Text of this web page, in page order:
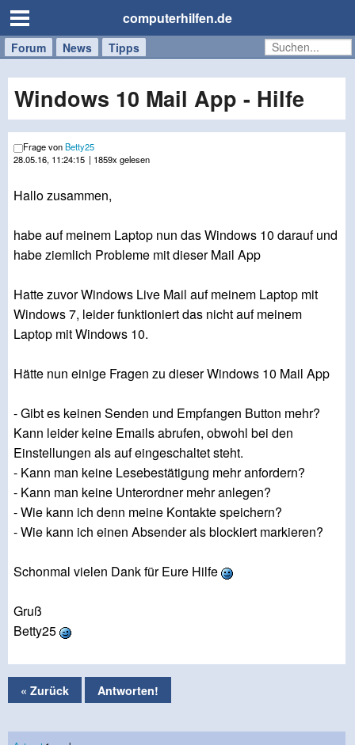
computerhilfen.de
Forum News Tipps
Handy
Tablet
Windows
Mac
Windows 10 Mail App - Hilfe
Frage vonBetty25
28.05.16, 11:24:15 | 1859x gelesen
Hallo zusammen,
habe auf meinem Laptop nun das Windows 10 darauf und
habe ziemlich Probleme mit dieser Mail App
Hatte zuvor Windows Live Mail auf meinem Laptop mit
Windows 7, leider funktioniert das nicht auf meinem
Laptop mit Windows 10.
Hätte nun einige Fragen zu dieser Windows 10 Mail App
- Gibt es keinen Senden und Empfangen Button mehr?
Kann leider keine Emails abrufen, obwohl bei den
Einstellungen als auf eingeschaltet steht.
- Kann man keine Lesebestätigung mehr anfordern?
- Kann man keine Unterordner mehr anlegen?
- Wie kann ich denn meine Kontakte speichern?
- Wie kann ich einen Absender als blockiert markieren?
Schonmal vielen Dank für Eure Hilfe
Gruß
Betty25
« Zurück Antworten!